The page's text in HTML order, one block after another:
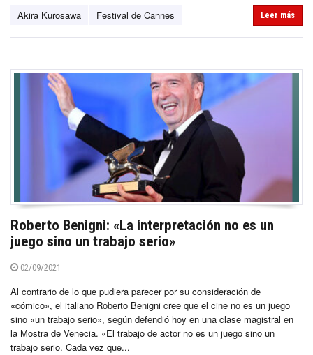
Akira Kurosawa Festival de Cannes Leer más
Roberto Benigni: «La interpretación no es un
juego sino un trabajo serio»
02/09/2021
Al contrario de lo que pudiera parecer por su consideración de
«cómico», el italiano Roberto Benigni cree que el cine no es un juego
sino «un trabajo serio», según defendió hoy en una clase magistral en
la Mostra de Venecia. «El trabajo de actor no es un juego sino un
trabajo serio. Cada vez que...